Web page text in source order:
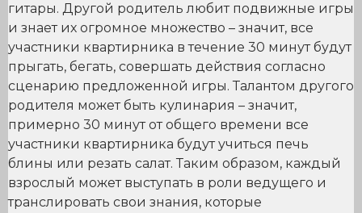
гитары. Другой родитель любит подвижные игры
и знает их огромное множество – значит, все
участники квартирника в течение 30 минут будут
прыгать, бегать, совершать действия согласно
сценарию предложенной игры. Талантом другого
родителя может быть кулинария – значит,
примерно 30 минут от общего времени все
участники квартирника будут учиться печь
блины или резать салат. Таким образом, каждый
взрослый может выступать в роли ведущего и
транслировать свои знания, которые